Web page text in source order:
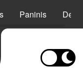
Paninis